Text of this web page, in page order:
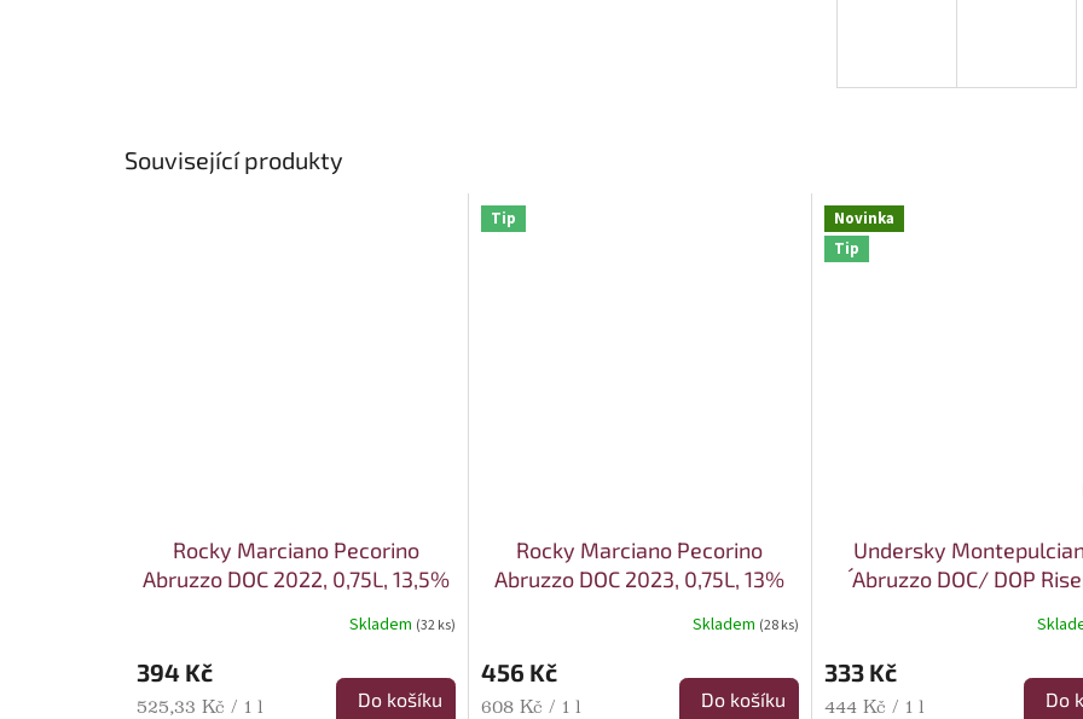
Související produkty
Rocky Marciano Pecorino
Abruzzo DOC 2022, 0,75L, 13,5%
Skladem (32 ks)
394 Kč
Měrná cena:
525,33 Kč / 1 l Do košíku
Tip
Rocky Marciano Pecorino
Abruzzo DOC 2023, 0,75L, 13%
Skladem (28 ks)
456 Kč
Měrná cena:
608 Kč / 1 l Do košíku
Novinka
Tip
Undersky
´Abruzzo DOC/ DOP
333 Kč
Měrná cena:
444 Kč / 1 l Do